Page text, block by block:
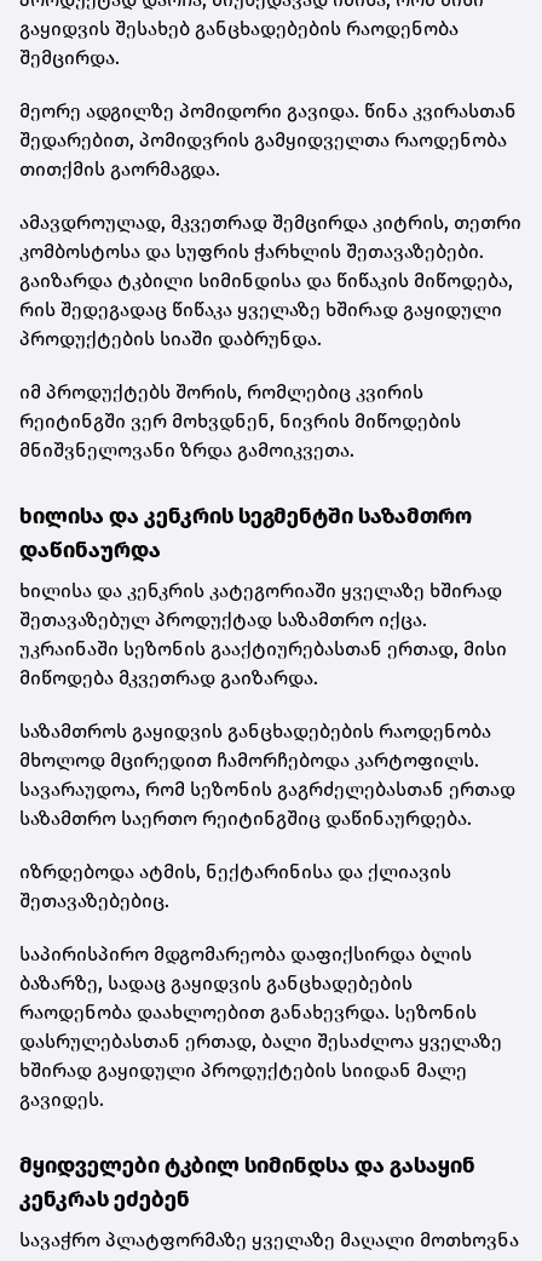
გაყიდვის შესახებ განცხადებების რაოდენობა
შემცირდა.
მეორე ადგილზე პომიდორი გავიდა. წინა კვირასთან
შედარებით, პომიდვრის გამყიდველთა რაოდენობა
თითქმის გაორმაგდა.
ამავდროულად, მკვეთრად შემცირდა კიტრის, თეთრი
კომბოსტოსა და სუფრის ჭარხლის შეთავაზებები.
გაიზარდა ტკბილი სიმინდისა და წიწაკის მიწოდება,
რის შედეგადაც წიწაკა ყველაზე ხშირად გაყიდული
პროდუქტების სიაში დაბრუნდა.
იმ პროდუქტებს შორის, რომლებიც კვირის
რეიტინგში ვერ მოხვდნენ, ნივრის მიწოდების
მნიშვნელოვანი ზრდა გამოიკვეთა.
ხილისა და კენკრის სეგმენტში საზამთრო
დაწინაურდა
ხილისა და კენკრის კატეგორიაში ყველაზე ხშირად
შეთავაზებულ პროდუქტად საზამთრო იქცა.
უკრაინაში სეზონის გააქტიურებასთან ერთად, მისი
მიწოდება მკვეთრად გაიზარდა.
საზამთროს გაყიდვის განცხადებების რაოდენობა
მხოლოდ მცირედით ჩამორჩებოდა კარტოფილს.
სავარაუდოა, რომ სეზონის გაგრძელებასთან ერთად
საზამთრო საერთო რეიტინგშიც დაწინაურდება.
იზრდებოდა ატმის, ნექტარინისა და ქლიავის
შეთავაზებებიც.
საპირისპირო მდგომარეობა დაფიქსირდა ბლის
ბაზარზე, სადაც გაყიდვის განცხადებების
რაოდენობა დაახლოებით განახევრდა. სეზონის
დასრულებასთან ერთად, ბალი შესაძლოა ყველაზე
ხშირად გაყიდული პროდუქტების სიიდან მალე
გავიდეს.
მყიდველები ტკბილ სიმინდსა და გასაყინ
კენკრას ეძებენ
სავაჭრო პლატფორმაზე ყველაზე მაღალი მოთხოვნა